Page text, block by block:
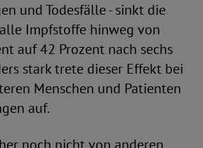
und Todesfälle - sinkt die
Impfstoffe hinweg von
auf 42 Prozent nach sechs
stark trete dieser Effekt bei
Menschen und Patienten
auf.